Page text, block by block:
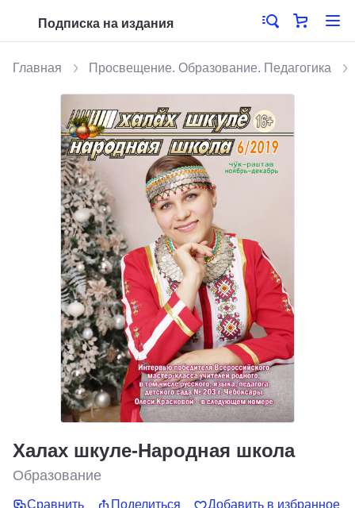
Подписка на издания
Главная Просвещение. Образование. Педагогика
Халах шкуле-Народная школа
Образование
Сравнить Поделиться Добавить в избранное